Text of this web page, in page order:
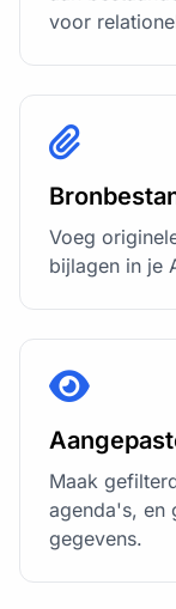
voor
Voeg
bijlagen in je
Maak
agenda's, en
gegevens.